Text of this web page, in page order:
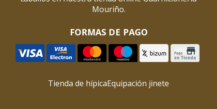
Mouriño.
FORMAS DE PAGO
Tienda de hípicaEquipación jinete